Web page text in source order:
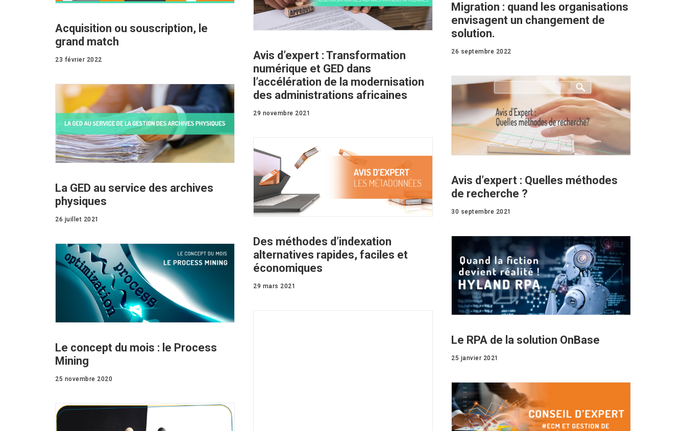
Migration : quand les organisations
envisagent un changement de
solution.
26 septembre 2022
Acquisition ou souscription, le
grand match
23 février 2022
Avis d’expert : Transformation
numérique et GED dans
l’accélération de la modernisation
des administrations africaines
29 novembre 2021
Avis d’expert : Quelles méthodes
de recherche ?
30 septembre 2021
La GED au service des archives
physiques
26 juillet 2021
Des méthodes d’indexation
alternatives rapides, faciles et
économiques
29 mars 2021
Le RPA de la solution OnBase
25 janvier 2021
Le concept du mois : le Process
Mining
25 novembre 2020